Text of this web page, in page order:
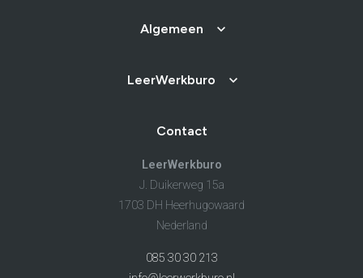
Algemeen
LeerWerkburo
Contact
LeerWerkburo
J. Duikerweg 15a
1703 DH Heerhugowaard
Nederland
085 30 30 213